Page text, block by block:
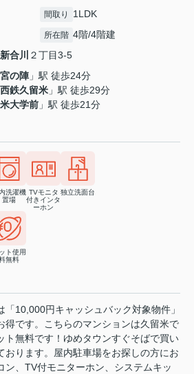
間取り 1LDK
所在階 4階/4階建
新合川 ２丁目3-5
宮の陣」駅 徒歩24分
西鉄久留米 」駅 徒歩29分
大学前 」駅 徒歩21分
洗濯機
置場
TVモニタ
付きインタ
ーホン
独立洗面台
ト使用
無料
「10,000円キャッシュバック対象物件」
得です。こちらのマンションは久留米で
ト無料です！ゆめタウンすぐそばで買い
おります。屋内駐車場をお探しの方にお
ン、TV付モニターホン、システムキッ